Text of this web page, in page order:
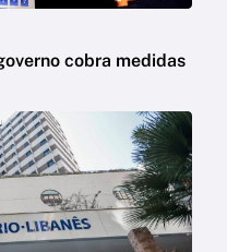
cobra medidas